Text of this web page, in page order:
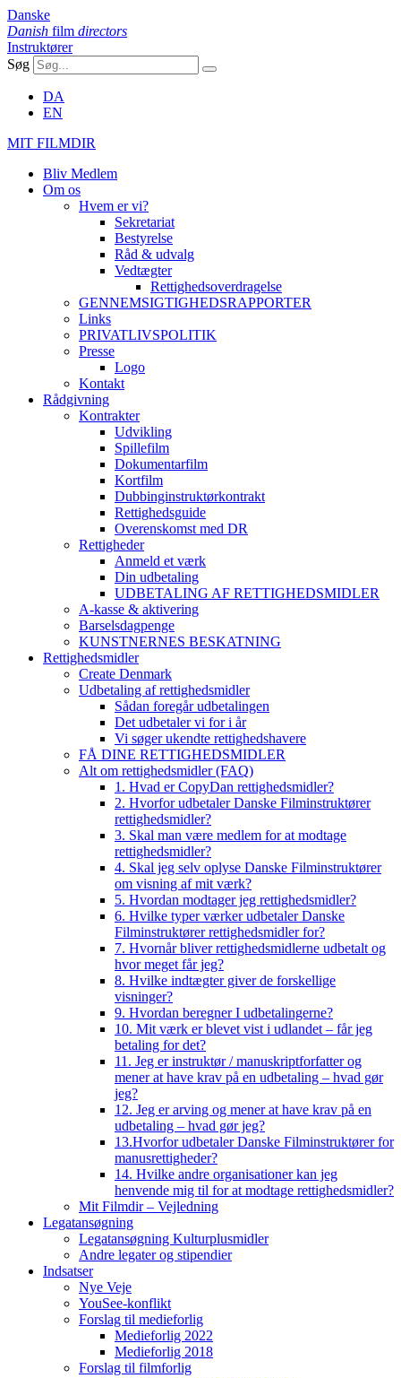
Danske
Danish film directors
Instruktører
Søg
DA
EN
MIT FILMDIR
Bliv Medlem
Om os
Hvem er vi?
Sekretariat
Bestyrelse
Råd & udvalg
Vedtægter
Rettighedsoverdragelse
GENNEMSIGTIGHEDSRAPPORTER
Links
PRIVATLIVSPOLITIK
Presse
Logo
Kontakt
Rådgivning
Kontrakter
Udvikling
Spillefilm
Dokumentarfilm
Kortfilm
Dubbinginstruktørkontrakt
Rettighedsguide
Overenskomst med DR
Rettigheder
Anmeld et værk
Din udbetaling
UDBETALING AF RETTIGHEDSMIDLER
A-kasse & aktivering
Barselsdagpenge
KUNSTNERNES BESKATNING
Rettighedsmidler
Create Denmark
Udbetaling af rettighedsmidler
Sådan foregår udbetalingen
Det udbetaler vi for i år
Vi søger ukendte rettighedshavere
FÅ DINE RETTIGHEDSMIDLER
Alt om rettighedsmidler (FAQ)
1. Hvad er CopyDan rettighedsmidler?
2. Hvorfor udbetaler Danske Filminstruktører
rettighedsmidler?
3. Skal man være medlem for at modtage
rettighedsmidler?
4. Skal jeg selv oplyse Danske Filminstruktører
om visning af mit værk?
5. Hvordan modtager jeg rettighedsmidler?
6. Hvilke typer værker udbetaler Danske
Filminstruktører rettighedsmidler for?
7. Hvornår bliver rettighedsmidlerne udbetalt og
hvor meget får jeg?
8. Hvilke indtægter giver de forskellige
visninger?
9. Hvordan beregner I udbetalingerne?
10. Mit værk er blevet vist i udlandet – får jeg
betaling for det?
11. Jeg er instruktør / manuskriptforfatter og
mener at have krav på en udbetaling – hvad gør
jeg?
12. Jeg er arving og mener at have krav på en
udbetaling – hvad gør jeg?
13.Hvorfor udbetaler Danske Filminstruktører for
manusrettigheder?
14. Hvilke andre organisationer kan jeg
henvende mig til for at modtage rettighedsmidler?
Mit Filmdir – Vejledning
Legatansøgning
Legatansøgning Kulturplusmidler
Andre legater og stipendier
Indsatser
Nye Veje
YouSee-konflikt
Forslag til medieforlig
Medieforlig 2022
Medieforlig 2018
Forslag til filmforlig